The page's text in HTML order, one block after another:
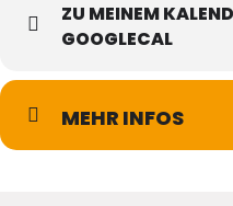
ZU MEINEM
GOOGLECAL
MEHR INFOS